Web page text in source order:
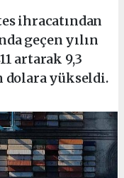
ihracatından
geçen yılın
artarak 9,3
dolara yükseldi.